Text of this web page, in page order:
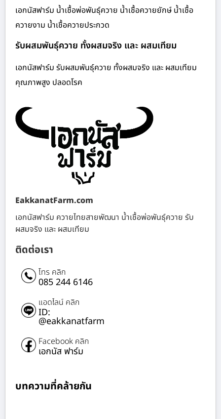
เอกนัสฟาร์ม น้ำเชื้อพ่อพันธุ์ควาย น้ำเชื้อควายยักษ์ น้ำเชื้อ
ควายงาม น้ำเชื้อควายประกวด
รับผสมพันธุ์ควาย ทั้งผสมจริง และ ผสมเทียม
เอกนัสฟาร์ม รับผสมพันธุ์ควาย ทั้งผสมจริง และ ผสมเทียม
คุณภาพสูง ปลอดโรค
EakkanatFarm.com
เอกนัสฟาร์ม ควายไทยสายพัฒนา น้ำเชื้อพ่อพันธุ์ควาย รับ
ผสมจริง และ ผสมเทียม
ติดต่อเรา
โทร คลิก
085 244 6146
แอดไลน์ คลิก
ID:
@eakkanatfarm
Facebook คลิก
เอกนัส ฟาร์ม
บทความที่คล้ายกัน